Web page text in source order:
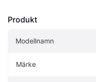
Produkt
Modellnamn
Märke